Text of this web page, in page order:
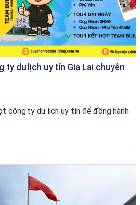
ty du lịch uy tín Gia Lai chuyên
công ty du lịch uy tín để đồng hành